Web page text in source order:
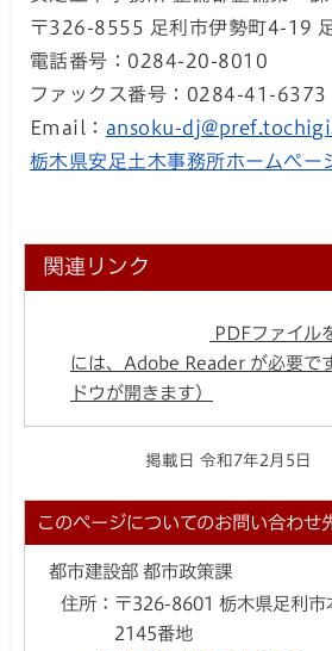
〒326-8555 足利市伊勢町4-19
電話番号：0284-20-8010
ファックス番号：0284-41-6373
Email： ansoku-
栃木県安足土木事務所ホームペー
関連リンク
PDFファイル
には、Adobe Reader が必要で
ドウが開きます）
掲載日 令和7年2月5日
このページについてのお問い合わせ
都市建設部 都市政策課
住所： 〒326-8601 栃木県足利市
2145番地